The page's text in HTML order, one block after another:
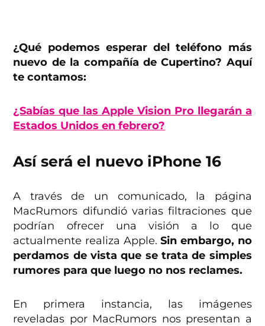
¿Qué podemos esperar del teléfono más
nuevo de la compañía de Cupertino? Aquí
te contamos:
¿Sabías que las Apple Vision Pro llegarán a
Estados Unidos en febrero?
Así será el nuevo iPhone 16
A través de un comunicado, la página
MacRumors difundió varias filtraciones que
podrían ofrecer una visión a lo que
actualmente realiza Apple.Sin embargo, no
perdamos de vista que se trata de simples
rumores para que luego no nos reclames.
En primera instancia, las imágenes
reveladas por MacRumors nos presentan a